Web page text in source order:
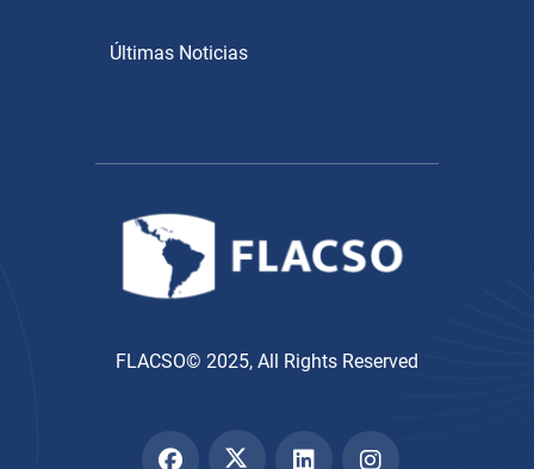
Últimas Noticias
FLACSO© 2025, All Rights Reserved